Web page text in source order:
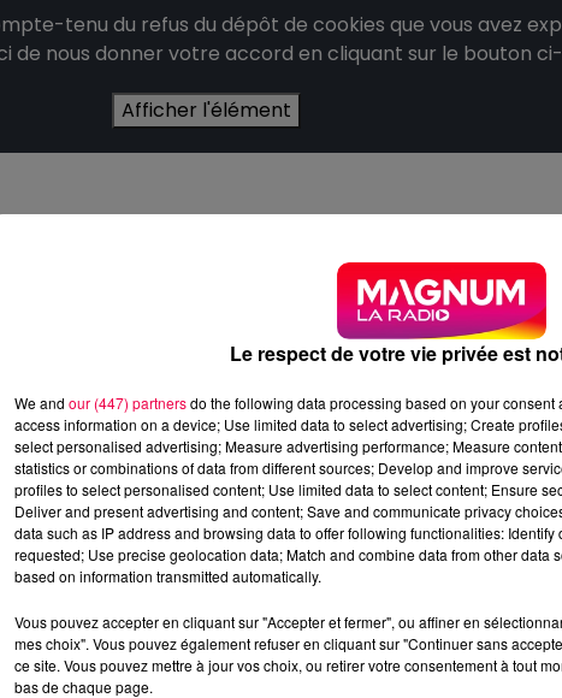
tenu du refus du dépôt de cookies que vous avez
de nous donner votre accord en cliquant sur le bouton
Afficher l'élément
Le respect de votre vie privée est
We and our (447) partnersdo the following data processing based on your
access information on a device; Use limited data to select advertising; Create
select personalised advertising; Measure advertising performance; Measure
statistics or combinations of data from different sources; Develop and improve
profiles to select personalised content; Use limited data to select content; Ensure
Deliver and present advertising and content; Save and communicate privacy
data such as IP address and browsing data to offer following functionalities:
requested; Use precise geolocation data; Match and combine data from other data
based on information transmitted automatically.
Vous pouvez accepter en cliquant sur "Accepter et fermer", ou affiner en
mes choix". Vous pouvez également refuser en cliquant sur "Continuer sans
ce site. Vous pouvez mettre à jour vos choix, ou retirer votre consentement à tout
bas de chaque page.